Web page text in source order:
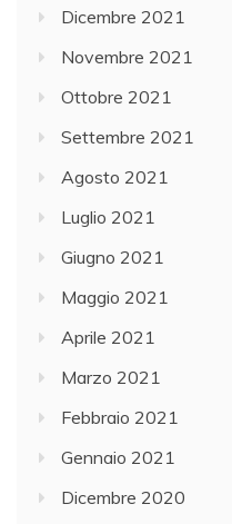
Dicembre 2021
Novembre 2021
Ottobre 2021
Settembre 2021
Agosto 2021
Luglio 2021
Giugno 2021
Maggio 2021
Aprile 2021
Marzo 2021
Febbraio 2021
Gennaio 2021
Dicembre 2020